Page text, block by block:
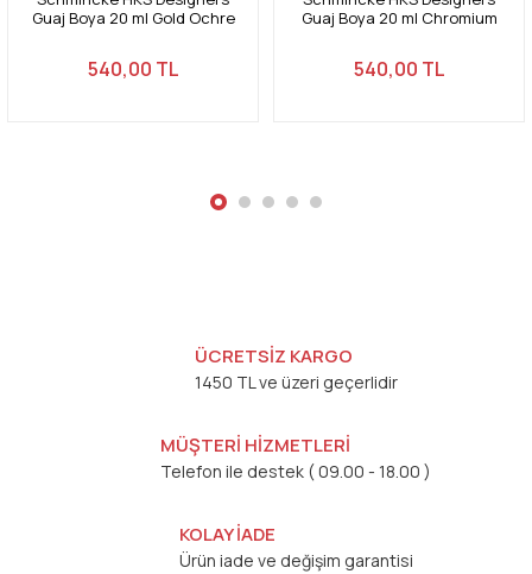
Guaj Boya 20 ml Gold Ochre
540,00 TL
Guaj Boya 20 ml Chromium
540,00 TL
ÜCRETSİZ KARGO
1450 TL ve üzeri geçerlidir
MÜŞTERİ HİZMETLERİ
Telefon ile destek ( 09.00 - 18.00 )
KOLAY İADE
Ürün iade ve değişim garantisi